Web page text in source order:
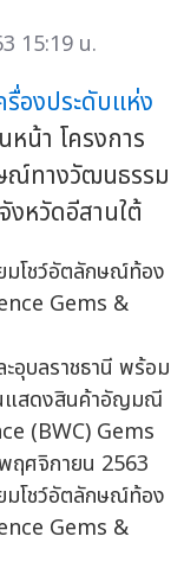
15:19 น.
องประดับแห่ง
น้า โครงการ
ณ์ทางวัฒนธรรม
หวัดอีสานใต้
อุบลราชธานี พร้อม
นแสดงสินค้าอัญมณี
(BWC) Gems
ฤศจิกายน 2563